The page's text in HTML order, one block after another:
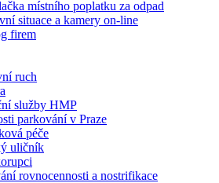
místního poplatku za odpad
situace a kamery on-line
firem
ruch
služby HMP
parkování v Praze
péče
uličník
rovnocennosti a nostrifikace